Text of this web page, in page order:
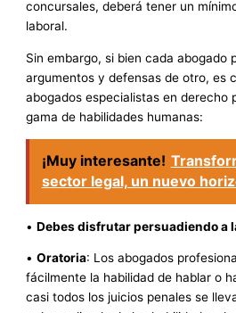
concursales, deberá tener un
laboral.
Sin embargo, si bien cada abogado
argumentos y defensas de otro, es
abogados especialistas en derecho
gama de habilidades humanas:
¡Muy interesante!
sector legal, un nuevo
•Debes disfrutar persuadiendo a
•Oratoria: Los abogados
fácilmente la habilidad de hablar o
casi todos los juicios penales se